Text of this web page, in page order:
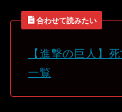
合わせて読みたい
【進撃の巨人】
一覧